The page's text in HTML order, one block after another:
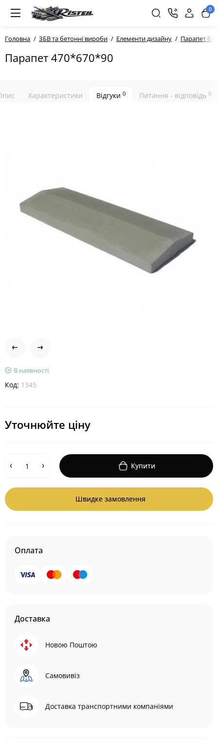
0
Головна ЗБВ та бетонні вироби Елементи дизайну Парапет
Парапет 470*670*90
Характеристики Відгуки 0 Питання - відповідь 0
В наявності
Код: 1345
Уточнюйте ціну
Купити
Швидке замовлення
Оплата
Доставка
Новою Поштою
Самовивіз
Доставка транспортними компаніями